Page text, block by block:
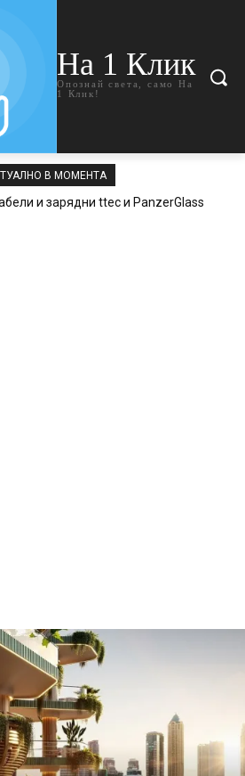
На 1 Клик
Опознай света, само На
1 Клик!
В МОМЕНТА
и зарядни ttec и PanzerGlass